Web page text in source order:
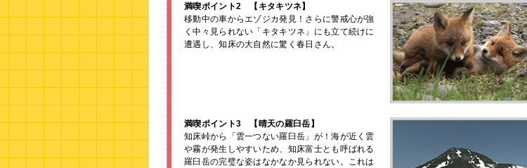
満喫ポイント2 【キタキツネ】
移動中の車からエゾジカ発見！さらに警戒心が強
く中々見られない「キタキツネ」にも立て続けに
遭遇し、知床の大自然に驚く春日さん。
満喫ポイント3 【晴天の羅臼岳】
知床峠から「雲一つない羅臼岳」が！海が近く雲
や霧が発生しやすいため、知床富士とも呼ばれる
羅臼岳の完璧な姿はなかなか見られない。これは